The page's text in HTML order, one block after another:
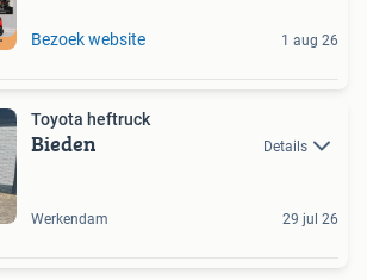
Bezoek website 1 aug 26
Toyota heftruck
Bieden Details
Werkendam 29 jul 26